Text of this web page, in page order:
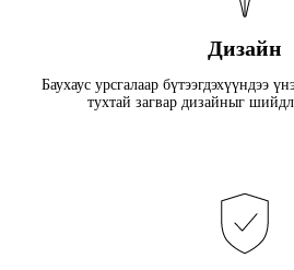
Дизайн
Баухаус урсгалаар бүтээгдэхүүндээ
тухтай загвар дизайныг